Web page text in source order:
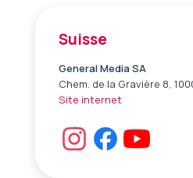
Suisse
General Media SA
Chem. de la Gravière 8,
Site internet